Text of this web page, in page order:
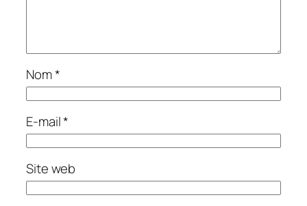
Nom*
E-mail*
Site web